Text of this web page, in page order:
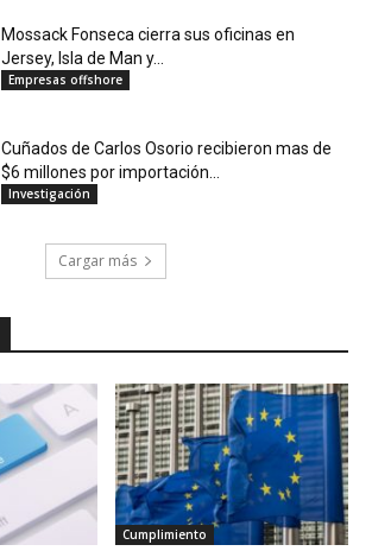
Mossack Fonseca cierra sus oficinas en
Jersey, Isla de Man y...
Empresas offshore
Cuñados de Carlos Osorio recibieron mas de
$6 millones por importación...
Investigación
Cargar más
Cumplimiento